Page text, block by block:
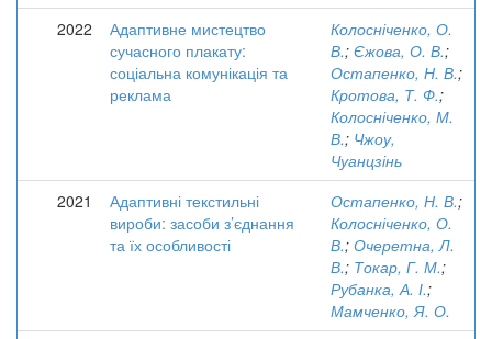
2022
Адаптивне мистецтво
сучасного плакату:
соціальна комунікація та
реклама
Колосніченко, О.
В.; Єжова, О. В.;
Остапенко, Н. В.;
Кротова, Т. Ф.;
Колосніченко, М.
В.; Чжоу,
Чуанцзінь
2021
Адаптивні текстильні
вироби: засоби з’єднання
та їх особливості
Остапенко, Н. В.;
Колосніченко, О.
В.; Очеретна, Л.
В.; Токар, Г. М.;
Рубанка, А. І.;
Мамченко, Я. О.